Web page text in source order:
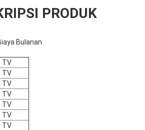
PRODUK
Bulanan
TV
TV
TV
TV
TV
TV
TV